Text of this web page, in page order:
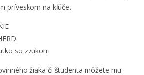
príveskom na kľúče.
žiaka či študenta môžete mu